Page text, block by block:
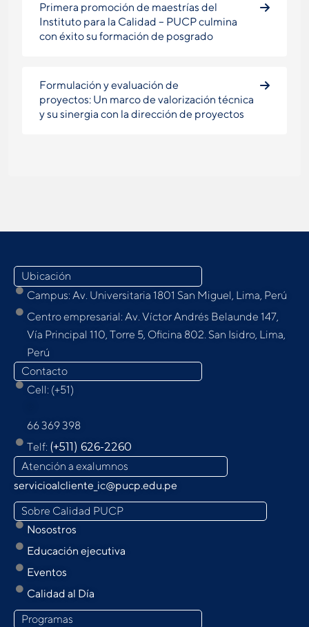
Primera promoción de maestrías del
Instituto para la Calidad – PUCP culmina
con éxito su formación de posgrado
Formulación y evaluación de
proyectos: Un marco de valorización técnica
y su sinergia con la dirección de proyectos
Ubicación
Campus: Av. Universitaria 1801 San Miguel, Lima, Perú
Centro empresarial: Av. Víctor Andrés Belaunde 147,
Vía Principal 110, Torre 5, Oﬁcina 802. San Isidro, Lima,
Perú
Contacto
Cell: (+51)
66 369 398
Telf: (+511) 626-2260
Atención a exalumnos
servicioalcliente_ic@pucp.edu.pe
Sobre Calidad PUCP
Nosostros
Educación ejecutiva
Eventos
Calidad al Día
Programas